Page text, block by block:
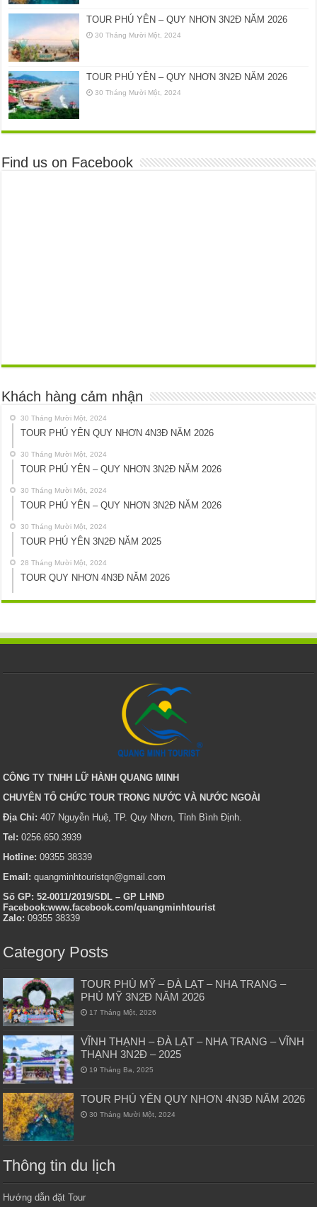
TOUR PHÚ YÊN – QUY NHƠN 3N2Đ NĂM 2026
30 Tháng Mười Một, 2024
TOUR PHÚ YÊN – QUY NHƠN 3N2Đ NĂM 2026
30 Tháng Mười Một, 2024
Find us on Facebook
Khách hàng cảm nhận
30 Tháng Mười Một, 2024
TOUR PHÚ YÊN QUY NHƠN 4N3Đ NĂM 2026
30 Tháng Mười Một, 2024
TOUR PHÚ YÊN – QUY NHƠN 3N2Đ NĂM 2026
30 Tháng Mười Một, 2024
TOUR PHÚ YÊN – QUY NHƠN 3N2Đ NĂM 2026
30 Tháng Mười Một, 2024
TOUR PHÚ YÊN 3N2Đ NĂM 2025
28 Tháng Mười Một, 2024
TOUR QUY NHƠN 4N3Đ NĂM 2026
CÔNG TY TNHH LỮ HÀNH QUANG MINH
CHUYÊN TỔ CHỨC TOUR TRONG NƯỚC VÀ NƯỚC NGOÀI
Địa Chỉ: 407 Nguyễn Huệ, TP. Quy Nhơn, Tỉnh Bình Định.
Tel: 0256.650.3939
Hotline: 09355 38339
Email:quangminhtouristqn@gmail.com
Số GP: 52-0011/2019/SDL – GP LHNĐ
Facebook:www.facebook.com/quangminhtourist
Zalo: 09355 38339
Category Posts
TOUR PHÙ MỸ – ĐÀ LẠT – NHA TRANG –
PHÙ MỸ 3N2Đ NĂM 2026
17 Tháng Một, 2026
VĨNH THẠNH – ĐÀ LẠT – NHA TRANG – VĨNH
THẠNH 3N2Đ – 2025
19 Tháng Ba, 2025
TOUR PHÚ YÊN QUY NHƠN 4N3Đ NĂM 2026
30 Tháng Mười Một, 2024
Thông tin du lịch
Hướng dẫn đặt Tour